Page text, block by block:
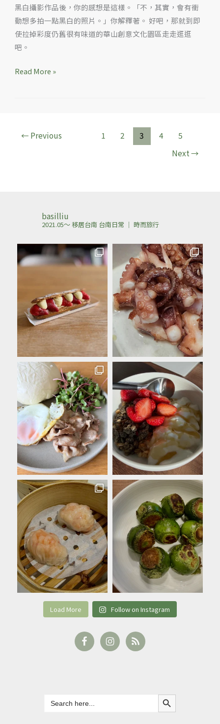
黑白攝影作品後，你的感想是這樣。「不，其實，會有衝
動想多拍一點黑白的照片。」你解釋著。 好吧，那就到即
使拉掉彩度仍舊很有味道的華山創意文化園區走走逛逛
吧。
Read More »
← Previous 1 2 3 4
5
Next→
basilliu
2021.05～ 移居台南 台南日常 ｜ 時而旅行
Load More Follow on Instagram
for:
Search Button